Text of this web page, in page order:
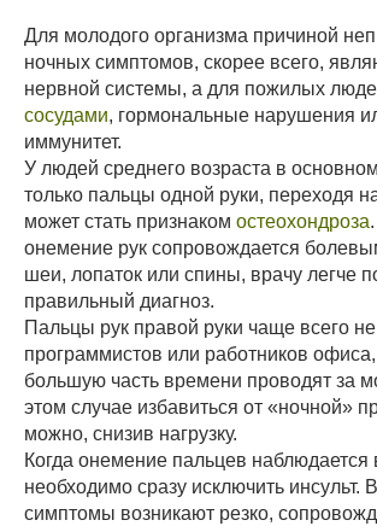
Для молодого организма причиной
ночных симптомов, скорее всего,
нервной системы, а для пожилых
сосудами, гормональные нарушения
иммунитет.
У людей среднего возраста в
только пальцы одной руки, переходя
может стать признаком остеохондроза
онемение рук сопровождается
шеи, лопаток или спины, врачу легче
правильный диагноз.
Пальцы рук правой руки чаще всего
программистов или работников
большую часть времени проводят за
этом случае избавиться от «ночной»
можно, снизив нагрузку.
Когда онемение пальцев наблюдается
необходимо сразу исключить инсульт.
симптомы возникают резко,